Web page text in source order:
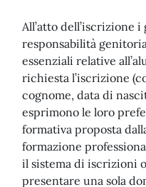
All’atto dell’iscrizione
responsabilità
essenziali relative
richiesta l’iscrizione
cognome, data di
esprimono le loro
formativa proposta
formazione
il sistema di iscrizioni
presentare una sola